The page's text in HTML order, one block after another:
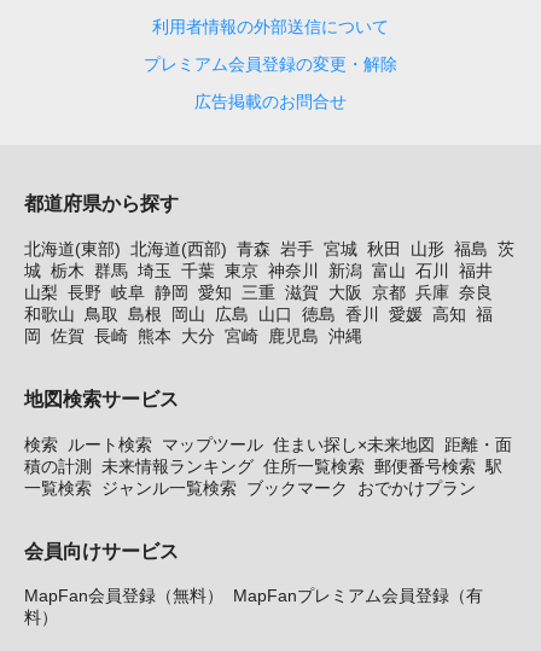
利用者情報の外部送信について
プレミアム会員登録の変更・解除
広告掲載のお問合せ
都道府県から探す
北海道(東部) 北海道(西部) 青森 岩手 宮城 秋田 山形 福島 茨
城 栃木 群馬 埼玉 千葉 東京 神奈川 新潟 富山 石川
福井
山梨 長野 岐阜 静岡 愛知 三重 滋賀 大阪 京都 兵庫 奈良
和歌山
鳥取 島根 岡山 広島 山口 徳島 香川 愛媛 高知 福
岡
佐賀 長崎 熊本 大分 宮崎 鹿児島 沖縄
地図検索サービス
検索 ルート検索 マップツール 住まい探し×未来地図
距離・面
積の計測 未来情報ランキング 住所一覧検索 郵便番号検索 駅
一覧検索 ジャンル一覧検索 ブックマーク おでかけプラン
会員向けサービス
MapFan会員登録（無料）
MapFanプレミアム会員登録（有
料）